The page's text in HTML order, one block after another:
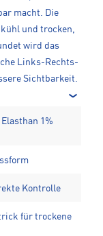
macht. Die
und trocken,
wird das
Links-Rechts-
Sichtbarkeit.
1%
Kontrolle
für trockene